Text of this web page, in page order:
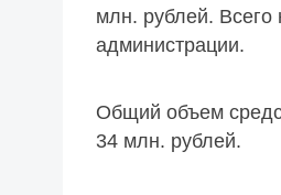
млн. рублей. Всего
администрации.
Общий объем
34 млн. рублей.